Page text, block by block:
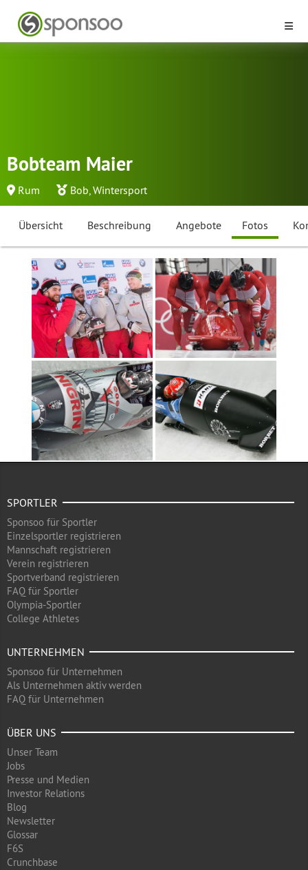
Bobteam Maier
Rum Bob,Wintersport
Übersicht Beschreibung Angebote Fotos
SPORTLER
Sponsoo für Sportler
Einzelsportler registrieren
Mannschaft registrieren
Verein registrieren
Sportverband registrieren
FAQ für Sportler
Olympia-Sportler
College Athletes
UNTERNEHMEN
Sponsoo für Unternehmen
Als Unternehmen aktiv werden
FAQ für Unternehmen
ÜBER UNS
Unser Team
Jobs
Presse und Medien
Investor Relations
Blog
Newsletter
Glossar
F6S
Crunchbase